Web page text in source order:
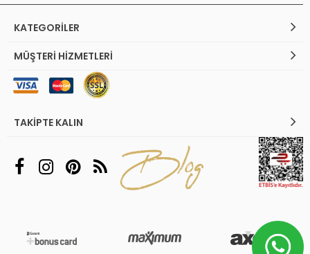
KATEGORILER
MÜŞTERI HIZMETLERI
TAKIPTE KALIN